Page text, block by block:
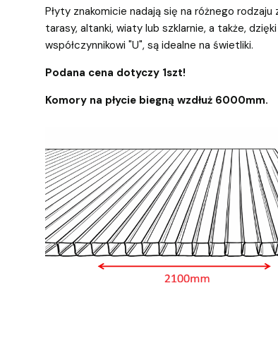
Płyty znakomicie nadają się na różnego rodzaju
tarasy, altanki, wiaty lub szklarnie, a także,
współczynnikowi "U", są idealne na świetliki.
Podana cena dotyczy 1szt!
Komory na płycie biegną wzdłuż 6000mm.